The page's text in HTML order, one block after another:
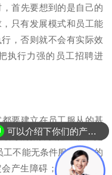
首先要想到的是自己的
只有发展模式和员工能
，否则就不会有实际效
执行力强的员工招聘进
要建立在员工服从的基
导的指挥安排，服从是
不能无条件服从领导的
产生障碍；反之，则能
可以介绍下你们的产品么？